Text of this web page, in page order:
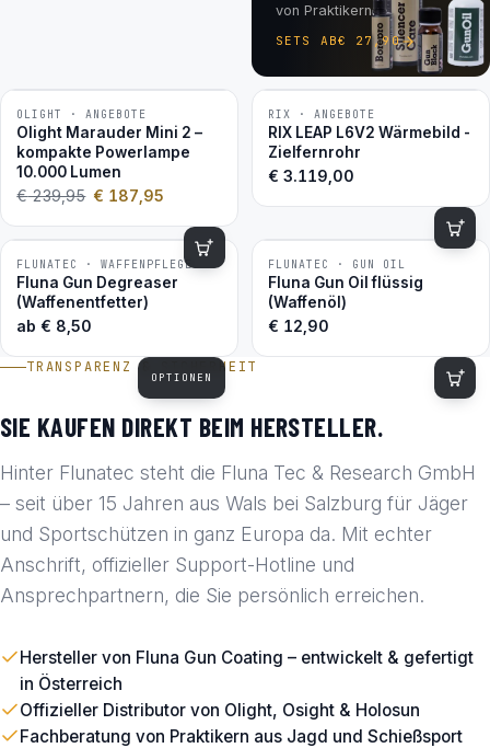
von Praktikern.
SETS AB€ 27,90
−22 %
OLIGHT · ANGEBOTE
Olight Marauder Mini 2 –
kompakte Powerlampe
10.000 Lumen
€239,95 € 187,95
RIX · ANGEBOTE
RIX LEAP L6V2 Wärmebild -
Zielfernrohr
€ 3.119,00
BESTSELLER
FLUNATEC · WAFFENPFLEGE
Fluna Gun Degreaser
(Waffenentfetter)
ab € 8,50
OPTIONEN
BESTSELLER
FLUNATEC · GUN OIL
Fluna Gun Oil flüssig
(Waffenöl)
€ 12,90
TRANSPARENZ & SICHERHEIT
SIE KAUFEN DIREKT BEIM HERSTELLER.
Hinter Flunatec steht die Fluna Tec & Research GmbH
– seit über 15 Jahren aus Wals bei Salzburg für Jäger
und Sportschützen in ganz Europa da. Mit echter
Anschrift, offizieller Support-Hotline und
Ansprechpartnern, die Sie persönlich erreichen.
Hersteller von Fluna Gun Coating – entwickelt & gefertigt
in Österreich
Offizieller Distributor von Olight, Osight & Holosun
Fachberatung von Praktikern aus Jagd und Schießsport